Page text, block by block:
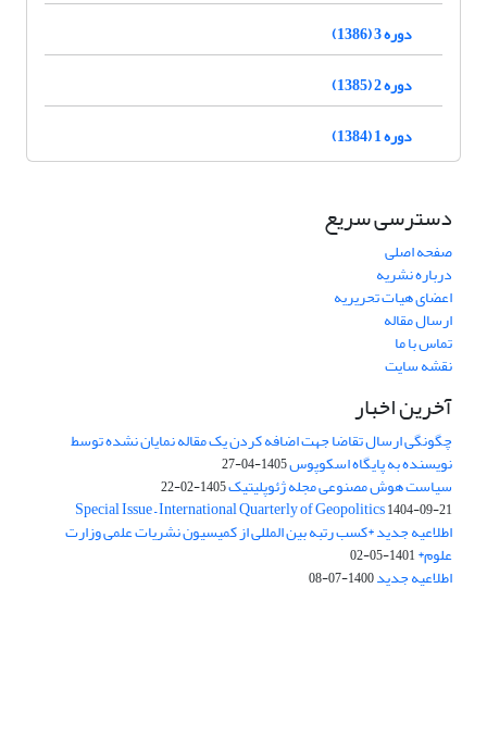
دوره 3 (1386)
دوره 2 (1385)
دوره 1 (1384)
دسترسی سریع
صفحه اصلی
درباره نشریه
اعضای هیات تحریریه
ارسال مقاله
تماس با ما
نقشه سایت
آخرین اخبار
چگونگی ارسال تقاضا جهت اضافه کردن یک مقاله نمایان نشده توسط
نویسنده به پایگاه اسکوپوس1405-04-27
سیاست هوش مصنوعی مجله ژئوپلیتیک1405-02-22
Special Issue – International Quarterly of Geopolitics1404-09-21
اطلاعیه جدید *کسب رتبه بین المللی از کمیسیون نشریات علمی وزارت
علوم*1401-05-02
اطلاعیه جدید1400-07-08